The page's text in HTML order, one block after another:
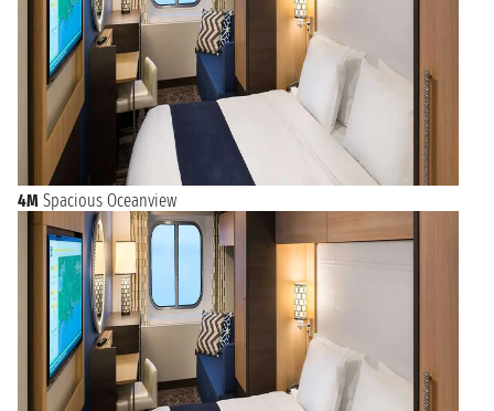
4M Spacious Oceanview